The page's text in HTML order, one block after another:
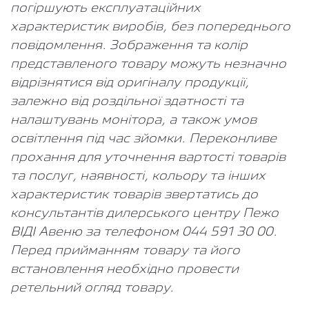
погіршують експлуатаційних
характеристик виробів, без попереднього
повідомлення. Зображення та колір
представленого товару можуть незначно
відрізнятися від оригіналу продукції,
залежно від роздільної здатності та
налаштувань монітора, а також умов
освітлення під час зйомки. Переконливе
прохання для уточнення вартості товарів
та послуг, наявності, кольору та інших
характеристик товарів звертатись до
консультантів дилерського центру Пежо
ВІДІ Авеню за телефоном 044 591 30 00.
Перед прийманням товару та його
встановлення необхідно провести
ретельний огляд товару.